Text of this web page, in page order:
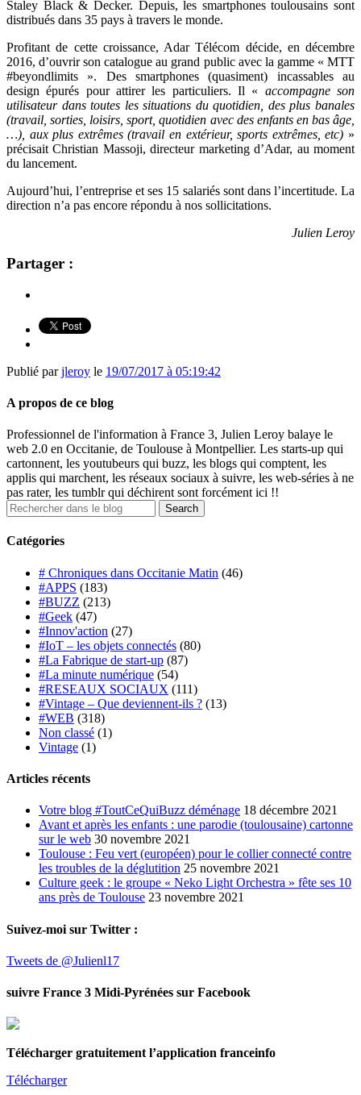
Staley Black & Decker. Depuis, les smartphones toulousains sont
distribués dans 35 pays à travers le monde.
Profitant de cette croissance, Adar Télécom décide, en décembre
2016, d’ouvrir son catalogue au grand public avec la gamme « MTT
#beyondlimits ». Des smartphones (quasiment) incassables au
design épurés pour attirer les particuliers. Il « accompagne son
utilisateur dans toutes les situations du quotidien, des plus banales
(travail, sorties, loisirs, sport, quotidien avec des enfants en bas âge,
…), aux plus extrêmes (travail en extérieur, sports extrêmes, etc) »
précisaitChristian Massoji, directeur marketing d’Adar, au moment
du lancement.
Aujourd’hui, l’entreprise et ses 15 salariés sont dans l’incertitude. La
direction n’a pas encore répondu à nos sollicitations.
Julien Leroy
Partager :
Publié parjleroy le 19/07/2017 à 05:19:42
A propos de ce blog
Professionnel de l'information à France 3, Julien Leroy balaye le
web 2.0 en Occitanie, de Toulouse à Montpellier. Les starts-up qui
cartonnent, les youtubeurs qui buzz, les blogs qui comptent, les
applis qui marchent, les réseaux sociaux à suivre, les web-séries à ne
pas rater, les tumblr qui déchirent sont forcément ici !!
Catégories
# Chroniques dans Occitanie Matin (46)
#APPS (183)
#BUZZ (213)
#Geek (47)
#Innov'action (27)
#IoT – les objets connectés (80)
#La Fabrique de start-up (87)
#La minute numérique (54)
#RESEAUX SOCIAUX (111)
#Vintage – Que deviennent-ils ? (13)
#WEB (318)
Non classé (1)
Vintage (1)
Articles récents
Votre blog #ToutCeQuiBuzz déménage 18 décembre 2021
Avant et après les enfants : une parodie (toulousaine) cartonne
sur le web 30 novembre 2021
Toulouse : Feu vert (européen) pour le collier connecté contre
les troubles de la déglutition 25 novembre 2021
Culture geek : le groupe « Neko Light Orchestra » fête ses 10
ans près de Toulouse 23 novembre 2021
Suivez-moi sur Twitter :
Tweets de @Julienl17
suivre France 3 Midi-Pyrénées sur Facebook
Télécharger gratuitement l’application franceinfo
Télécharger